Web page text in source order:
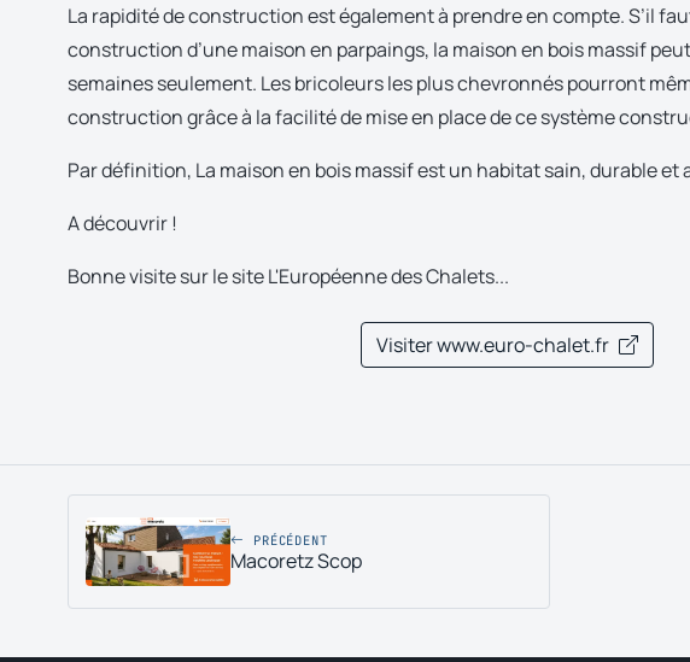
La rapidité de construction est également à prendre en compte. S’il
construction d’une maison en parpaings, la maison en bois massif
semaines seulement. Les bricoleurs les plus chevronnés pourront
construction grâce à la facilité de mise en place de ce système
Par définition, La maison en bois massif est un habitat sain, durable et
A découvrir !
Bonne visite sur le site L'Européenne des Chalets...
Visiter www.euro-chalet.fr
PRÉCÉDENT
Macoretz Scop